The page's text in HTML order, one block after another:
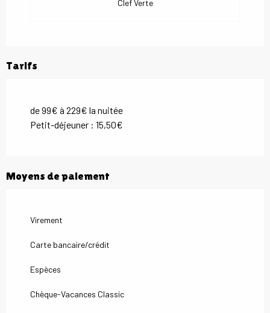
Clef Verte
Tarifs
de 99€ à 229€ la nuitée
Petit-déjeuner : 15,50€
Moyens de paiement
Virement
Carte bancaire/crédit
Espèces
Chèque-Vacances Classic